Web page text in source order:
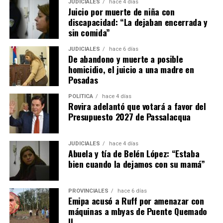
– El propietario no puede negarse a recibir las llaves ni
poner condiciones para aceptarlas, aunque puede dejar
asentado por escrito que quedan deudas pendientes por
reclamar después.
– En el caso de que hayamenores o adultos en
situación de desamparado,
intervención obligatoria a los organismos de protección
locales y al Ministerio Público Tutelar.
Expropiaciones
– La declaración de utilidad pública se deberá aplicar de
manera restrictiva declaración de “utilidad pública”
deberá interpretarse de manera restrictiva.
– El Estado deberá fundamentar los motivos claramente
de esa medida.
JUDICIALES hace 4 días
Juicio por muerte de niña con
discapacidad: “La dejaban encerrada y
sin comida”
JUDICIALES hace 6 días
De abandono y muerte a posible
homicidio, el juicio a una madre en
Posadas
POLÍTICA hace 4 días
Rovira adelantó que votará a favor del
Presupuesto 2027 de Passalacqua
JUDICIALES hace 4 días
Abuela y tía de Belén López: “Estaba
bien cuando la dejamos con su mamá”
PROVINCIALES hace 6 días
Emipa acusó a Ruff por amenazar con
máquinas a mbyas de Puente Quemado